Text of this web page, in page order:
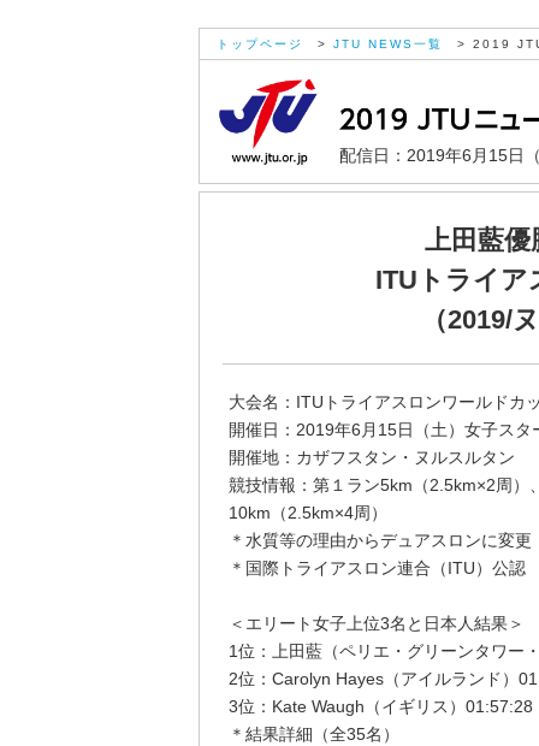
トップページ > JTU NEWS一覧 > 2019
配信日：2019年6月15日
上田藍優
ITUトライア
（2019/
大会名：ITUトライアスロンワールドカ
開催日：2019年6月15日（土）女子ス
開催地：カザフスタン・ヌルスルタン
競技情報：第１ラン5km（2.5km×2周
10km（2.5km×4周）
＊水質等の理由からデュアスロンに変更
＊国際トライアスロン連合（ITU）公認
＜エリート女子上位3名と日本人結果＞
1位：上田藍（ペリエ・グリーンタワー
2位：Carolyn Hayes（アイルランド）
3位：Kate Waugh（イギリス）01:57:28
＊結果詳細（全35名）